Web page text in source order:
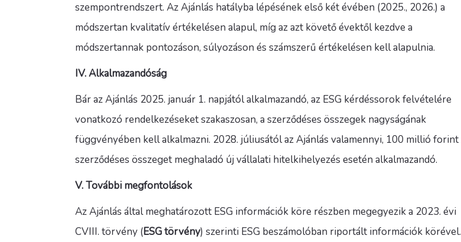
szempontrendszert. Az Ajánlás hatályba lépésének első két évében (2025., 2026.) a
módszertan kvalitatív értékelésen alapul, míg az azt követő évektől kezdve a
módszertannak pontozáson, súlyozáson és számszerű értékelésen kell alapulnia.
IV. Alkalmazandóság
Bár az Ajánlás 2025. január 1. napjától alkalmazandó, az ESG kérdéssorok felvételére
vonatkozó rendelkezéseket szakaszosan, a szerződéses összegek nagyságának
függvényében kell alkalmazni. 2028. júliusától az Ajánlás valamennyi, 100 millió forint
szerződéses összeget meghaladó új vállalati hitelkihelyezés esetén alkalmazandó.
V. További megfontolások
Az Ajánlás által meghatározott ESG információk köre részben megegyezik a 2023. évi
CVIII. törvény (ESG törvény) szerinti ESG beszámolóban riportált információk körével.